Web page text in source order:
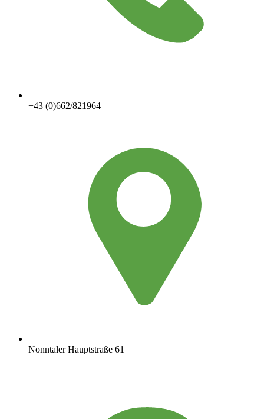
+43 (0)662/821964
Nonntaler Hauptstraße 61